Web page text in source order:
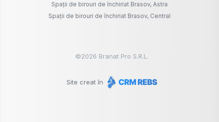
Spații de birouri de închiriat Brasov, Astra
Spații de birouri de închiriat Brasov, Central
©2026 Branat Pro S.R.L.
Site creat în